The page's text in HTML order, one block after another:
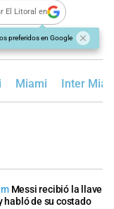
El Litoral en
preferidos en Google
Miami Inter
Messi recibió la llave
habló de su costado